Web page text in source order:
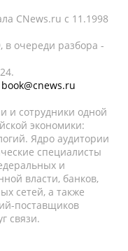
CNews.ru c 11.1998
очереди разбора -
book@cnews.ru
и сотрудники одной
экономики:
Ядро аудитории
специалисты
и
власти, банков,
сетей, а также
поставщиков
связи.